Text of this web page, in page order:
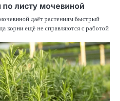
листу мочевиной
даёт растениям быстрый
корни ещё не справляются с работой